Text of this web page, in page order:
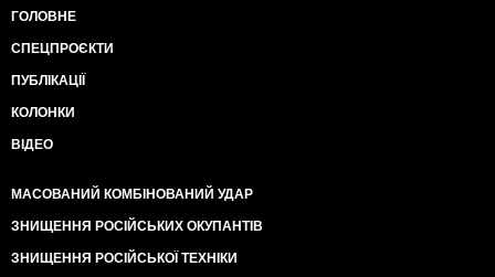
ГОЛОВНЕ
СПЕЦПРОЄКТИ
ПУБЛІКАЦІЇ
КОЛОНКИ
ВІДЕО
МАСОВАНИЙ КОМБІНОВАНИЙ УДАР
ЗНИЩЕННЯ РОСІЙСЬКИХ ОКУПАНТІВ
ЗНИЩЕННЯ РОСІЙСЬКОЇ ТЕХНІКИ